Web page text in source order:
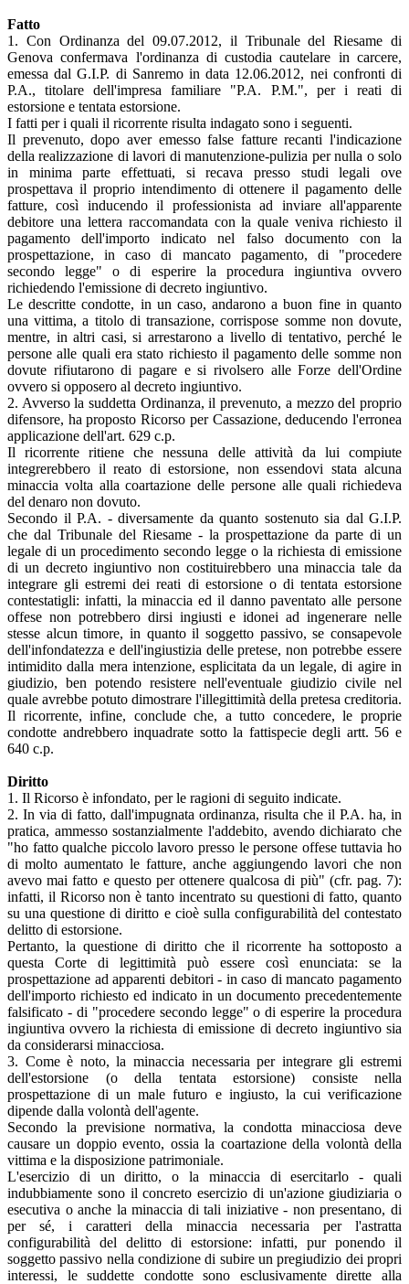
Fatto
1. Con Ordinanza del 09.07.2012, il Tribunale del Riesame di
Genova confermava l'ordinanza di custodia cautelare in carcere,
emessa dal G.I.P. di Sanremo in data 12.06.2012, nei confronti di
P.A., titolare dell'impresa familiare "P.A. P.M.", per i reati di
estorsione e tentata estorsione.
I fatti per i quali il ricorrente risulta indagato sono i seguenti.
Il prevenuto, dopo aver emesso false fatture recanti l'indicazione
della realizzazione di lavori di manutenzione-pulizia per nulla o solo
in minima parte effettuati, si recava presso studi legali ove
prospettava il proprio intendimento di ottenere il pagamento delle
fatture, così inducendo il professionista ad inviare all'apparente
debitore una lettera raccomandata con la quale veniva richiesto il
pagamento dell'importo indicato nel falso documento con la
prospettazione, in caso di mancato pagamento, di "procedere
secondo legge" o di esperire la procedura ingiuntiva ovvero
richiedendo l'emissione di decreto ingiuntivo.
Le descritte condotte, in un caso, andarono a buon fine in quanto
una vittima, a titolo di transazione, corrispose somme non dovute,
mentre, in altri casi, si arrestarono a livello di tentativo, perché le
persone alle quali era stato richiesto il pagamento delle somme non
dovute rifiutarono di pagare e si rivolsero alle Forze dell'Ordine
ovvero si opposero al decreto ingiuntivo.
2. Avverso la suddetta Ordinanza, il prevenuto, a mezzo del proprio
difensore, ha proposto Ricorso per Cassazione, deducendo l'erronea
applicazione dell'art. 629 c.p.
Il ricorrente ritiene che nessuna delle attività da lui compiute
integrerebbero il reato di estorsione, non essendovi stata alcuna
minaccia volta alla coartazione delle persone alle quali richiedeva
del denaro non dovuto.
Secondo il P.A. - diversamente da quanto sostenuto sia dal G.I.P.
che dal Tribunale del Riesame - la prospettazione da parte di un
legale di un procedimento secondo legge o la richiesta di emissione
di un decreto ingiuntivo non costituirebbero una minaccia tale da
integrare gli estremi dei reati di estorsione o di tentata estorsione
contestatigli: infatti, la minaccia ed il danno paventato alle persone
offese non potrebbero dirsi ingiusti e idonei ad ingenerare nelle
stesse alcun timore, in quanto il soggetto passivo, se consapevole
dell'infondatezza e dell'ingiustizia delle pretese, non potrebbe essere
intimidito dalla mera intenzione, esplicitata da un legale, di agire in
giudizio, ben potendo resistere nell'eventuale giudizio civile nel
quale avrebbe potuto dimostrare l'illegittimità della pretesa creditoria.
Il ricorrente, infine, conclude che, a tutto concedere, le proprie
condotte andrebbero inquadrate sotto la fattispecie degli artt. 56 e
640 c.p.
Diritto
1. Il Ricorso è infondato, per le ragioni di seguito indicate.
2. In via di fatto, dall'impugnata ordinanza, risulta che il P.A. ha, in
pratica, ammesso sostanzialmente l'addebito, avendo dichiarato che
"ho fatto qualche piccolo lavoro presso le persone offese tuttavia ho
di molto aumentato le fatture, anche aggiungendo lavori che non
avevo mai fatto e questo per ottenere qualcosa di più" (cfr. pag. 7):
infatti, il Ricorso non è tanto incentrato su questioni di fatto, quanto
su una questione di diritto e cioè sulla configurabilità del contestato
delitto di estorsione.
Pertanto, la questione di diritto che il ricorrente ha sottoposto a
questa Corte di legittimità può essere così enunciata: se la
prospettazione ad apparenti debitori - in caso di mancato pagamento
dell'importo richiesto ed indicato in un documento precedentemente
falsificato - di "procedere secondo legge" o di esperire la procedura
ingiuntiva ovvero la richiesta di emissione di decreto ingiuntivo sia
da considerarsi minacciosa.
3. Come è noto, la minaccia necessaria per integrare gli estremi
dell'estorsione (o della tentata estorsione) consiste nella
prospettazione di un male futuro e ingiusto, la cui verificazione
dipende dalla volontà dell'agente.
Secondo la previsione normativa, la condotta minacciosa deve
causare un doppio evento, ossia la coartazione della volontà della
vittima e la disposizione patrimoniale.
L'esercizio di un diritto, o la minaccia di esercitarlo - quali
indubbiamente sono il concreto esercizio di un'azione giudiziaria o
esecutiva o anche la minaccia di tali iniziative - non presentano, di
per sé, i caratteri della minaccia necessaria per l'astratta
configurabilità del delitto di estorsione: infatti, pur ponendo il
soggetto passivo nella condizione di subire un pregiudizio dei propri
interessi, le suddette condotte sono esclusivamente dirette alla